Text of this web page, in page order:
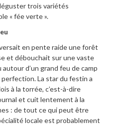
trois variétés
« fée verte ».
en pente raide une forêt
et débouchait sur une vaste
autour d’un grand feu de camp
perfection. La star du festin a
à la torrée, c’est-à-dire
et cuit lentement à la
: de tout ce qui peut être
locale est probablement